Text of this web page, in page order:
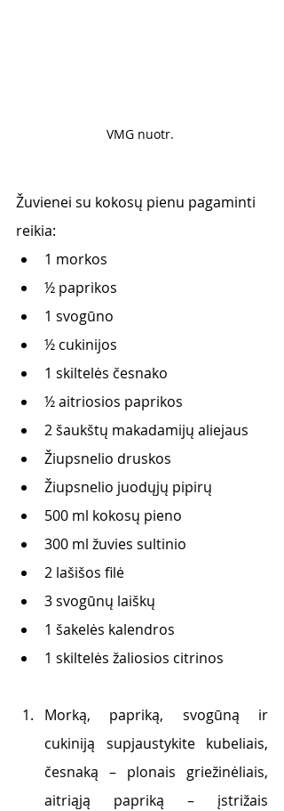
VMG nuotr.
Žuvienei su kokosų pienu pagaminti
reikia:
1 morkos
½ paprikos
1 svogūno
½ cukinijos
1 skiltelės česnako
½ aitriosios paprikos
2 šaukštų makadamijų aliejaus
Žiupsnelio druskos
Žiupsnelio juodųjų pipirų
500 ml kokosų pieno
300 ml žuvies sultinio
2 lašišos filė
3 svogūnų laiškų
1 šakelės kalendros
1 skiltelės žaliosios citrinos
Morką, papriką, svogūną ir
cukiniją supjaustykite kubeliais,
česnaką – plonais griežinėliais,
aitriąją papriką – įstrižais